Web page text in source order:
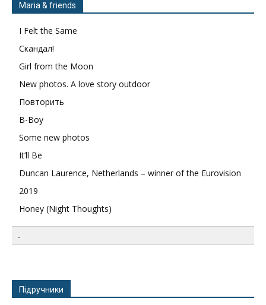
Maria & friends
I Felt the Same
Скандал!
Girl from the Moon
New photos. A love story outdoor
Повторить
B-Boy
Some new photos
It’ll Be
Duncan Laurence, Netherlands – winner of the Eurovision
2019
Honey (Night Thoughts)
.
Підручники